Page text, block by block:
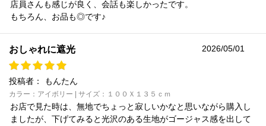
店員さんも感じが良く、会話も楽しかったです。
もちろん、お品も◎です♪
おしゃれに遮光 2026/05/01
投稿者： もんたん
カラー：アイボリー | サイズ：１００Ｘ１３５ｃｍ
お店で見た時は、無地でちょっと寂しいかなと思いながら購入し
ましたが、下げてみると光沢のある生地がゴージャス感を出して